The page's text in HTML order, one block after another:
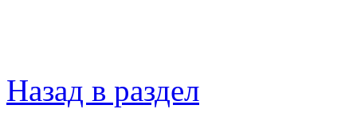
Назад в раздел